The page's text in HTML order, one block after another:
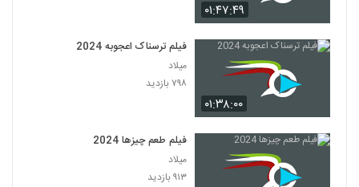
۰۱:۴۷:۴۹
۰۱:۳۸:۰۰
فیلم ترسناک اعجوبه 2024
میلاد
۷۹۸ بازدید
فیلم طعم چیزها 2024
میلاد
۹۱۳ بازدید